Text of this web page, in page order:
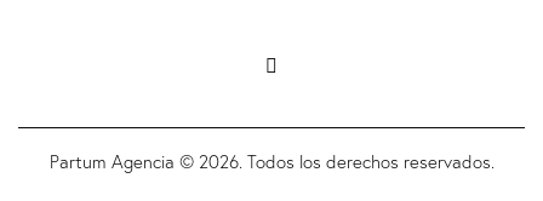
Partum Agencia © 2026. Todos los derechos reservados.